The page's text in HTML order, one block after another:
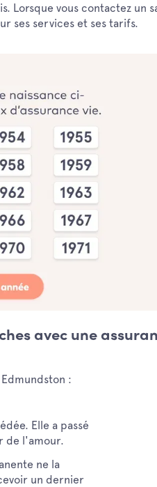
Lorsque vous contactez un
ses services et ses tarifs.
avec une
:
Elle a passé
de l'amour.
ne la
un dernier